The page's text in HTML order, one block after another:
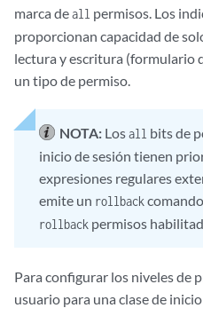
marca deall permisos. Los
proporcionan capacidad de
lectura y escritura (formulario
un tipo de permiso.
NOTA: Losall bits de
inicio de sesión tienen
expresiones regulares
emite un rollback
rollback permisos
Para configurar los niveles de
usuario para una clase de